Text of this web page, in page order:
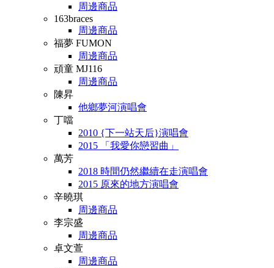
周邊商品
163braces
周邊商品
福夢 FUMON
周邊商品
頑童 MJ116
周邊商品
陳昇
他鄉夢河演唱會
丁噹
2010 {下一站天后}演唱會
2015 「我愛你戀習曲」
萬芳
2018 時間仍然繼續在走演唱會
2015 原來的地方演唱會
辛曉琪
周邊商品
李宗盛
周邊商品
卓文萱
周邊商品